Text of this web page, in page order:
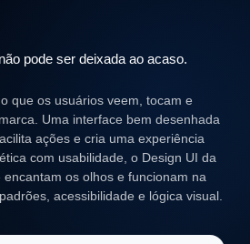
pode ser deixada ao acaso.
que os usuários veem, tocam e
Uma interface bem desenhada
ações e cria uma experiência
com usabilidade, o Design UI da
os olhos e funcionam na
acessibilidade e lógica visual.